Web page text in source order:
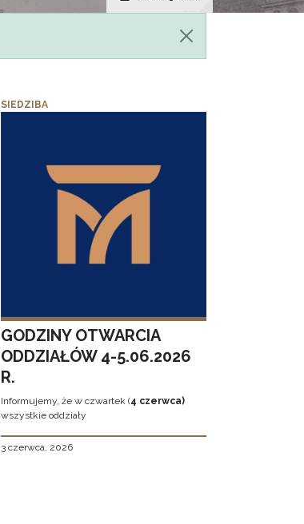
SIEDZIBA
GODZINY OTWARCIA
ODDZIAŁÓW 4-5.06.2026
R.
Informujemy, że w czwartek (4 czerwca)
wszystkie oddziały
3 czerwca, 2026